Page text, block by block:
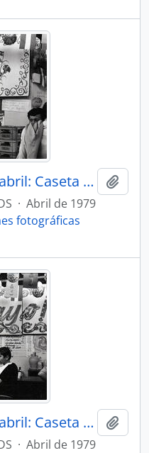
Escenas de la Feria de abril: Caseta La PECERA – 03
· Abril de 1979
fotográficas
Escenas de la Feria de abril: Caseta La PECERA – 04
· Abril de 1979